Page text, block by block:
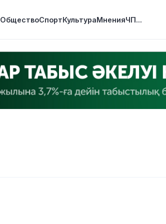
ОбществоСпортКультураМненияЧП...